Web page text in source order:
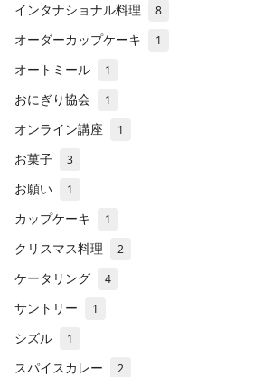
インタナショナル料理 8
オーダーカップケーキ 1
オートミール 1
おにぎり協会 1
オンライン講座 1
お菓子 3
お願い 1
カップケーキ 1
クリスマス料理 2
ケータリング 4
サントリー 1
シズル 1
スパイスカレー 2